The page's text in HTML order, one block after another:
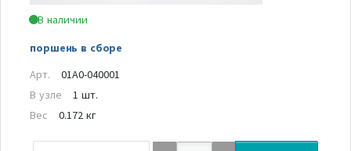
В наличии
поршень в сборе
Арт.
01A0-040001
В узле
1 шт.
Вес
0.172 кг